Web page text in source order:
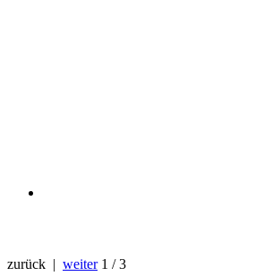
zurück | weiter 1 / 3